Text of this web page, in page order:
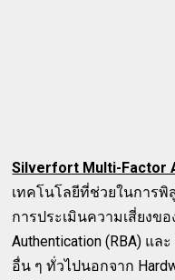
Silverfort Multi-Factor
เทคโนโลยีที่ช่วยในการพิ
การประเมินความเสี่ยงข
Authentication (RBA) แล
อื่น ๆ ทั่วไปนอกจาก